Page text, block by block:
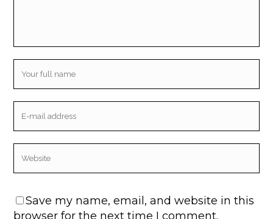
Save my name, email, and website in this
browser for the next time I comment.